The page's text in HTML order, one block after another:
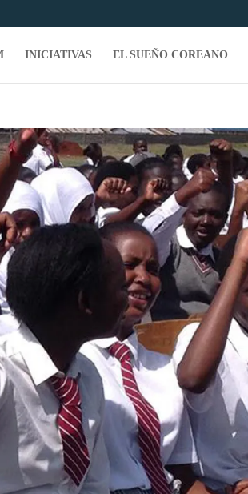
INICIATIVAS EL SUEÑO COREANO